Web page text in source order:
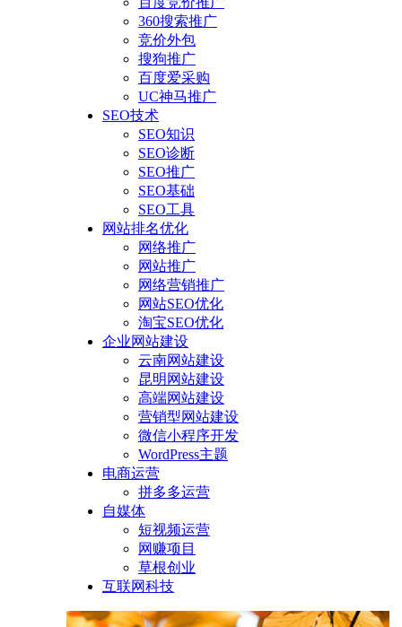
360搜索推广
竞价外包
搜狗推广
百度爱采购
UC神马推广
SEO技术
SEO知识
SEO诊断
SEO推广
SEO基础
SEO工具
网站排名优化
网络推广
网站推广
网络营销推广
网站SEO优化
淘宝SEO优化
企业网站建设
云南网站建设
昆明网站建设
高端网站建设
营销型网站建设
微信小程序开发
WordPress主题
电商运营
拼多多运营
自媒体
短视频运营
网赚项目
草根创业
互联网科技